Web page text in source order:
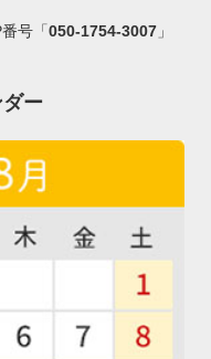
号「050-1754-3007 」
ー